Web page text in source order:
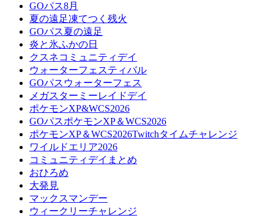
GOパス8月
夏の遠足凍てつく残火
GOパス夏の遠足
炎と氷ふかの日
クスネコミュニティデイ
ウォーターフェスティバル
GOパスウォーターフェス
メガスターミーレイドデイ
ポケモンXP&WCS2026
GOパスポケモンXP＆WCS2026
ポケモンXP＆WCS2026Twitchタイムチャレンジ
ワイルドエリア2026
コミュニティデイまとめ
おひろめ
大発見
マックスマンデー
ウィークリーチャレンジ